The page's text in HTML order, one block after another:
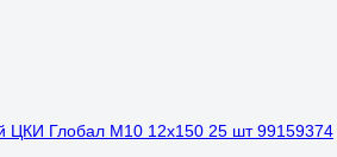
ЦКИ Глобал М10 12х150 25 шт 99159374